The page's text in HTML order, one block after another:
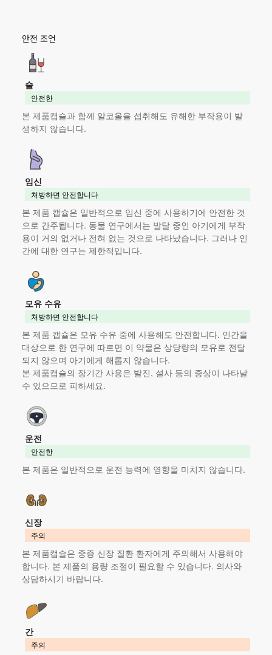
안전 조언
술
안전한
본 제품캡슐과 함께 알코올을 섭취해도 유해한 부작용이 발
생하지 않습니다.
임신
처방하면 안전합니다
본 제품 캡슐은 일반적으로 임신 중에 사용하기에 안전한 것
으로 간주됩니다. 동물 연구에서는 발달 중인 아기에게 부작
용이 거의 없거나 전혀 없는 것으로 나타났습니다. 그러나 인
간에 대한 연구는 제한적입니다.
모유 수유
처방하면 안전합니다
본 제품 캡슐은 모유 수유 중에 사용해도 안전합니다. 인간을
대상으로 한 연구에 따르면 이 약물은 상당량의 모유로 전달
되지 않으며 아기에게 해롭지 않습니다.
본 제품캡슐의 장기간 사용은 발진, 설사 등의 증상이 나타날
수 있으므로 피하세요.
운전
안전한
본 제품은 일반적으로 운전 능력에 영향을 미치지 않습니다.
신장
주의
본 제품캡슐은 중증 신장 질환 환자에게 주의해서 사용해야
합니다. 본 제품의 용량 조절이 필요할 수 있습니다. 의사와
상담하시기 바랍니다.
간
주의